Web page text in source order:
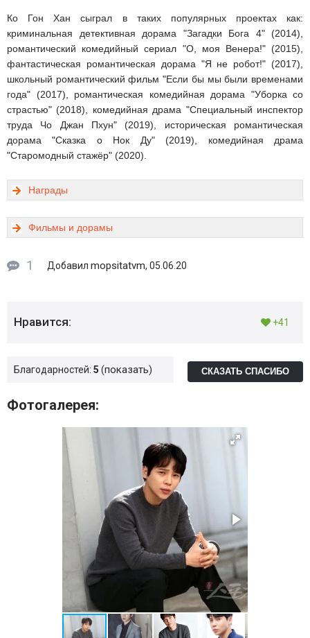
Ко Гон Хан сыграл в таких популярных проектах как:
криминальная детективная дорама "Загадки Бога 4" (2014),
романтический комедийный сериал "О, моя Венера!" (2015),
фантастическая романтическая дорама "Я не робот!" (2017),
школьный романтический фильм "Если бы мы были временами
года" (2017), романтическая комедийная дорама "Уборка со
страстью" (2018), комедийная драма "Специальный инспектор
труда Чо Джан Пхун" (2019), историческая романтическая
дорама "Сказка о Нок Ду" (2019), комедийная драма
"Старомодный стажёр" (2020).
Награды
Фильмы и дорамы
1 Добавил mopsitatvm, 05.06.20
Нравится: +41
Благодарностей: 5 показать СКАЗАТЬ СПАСИБО
Фотогалерея: